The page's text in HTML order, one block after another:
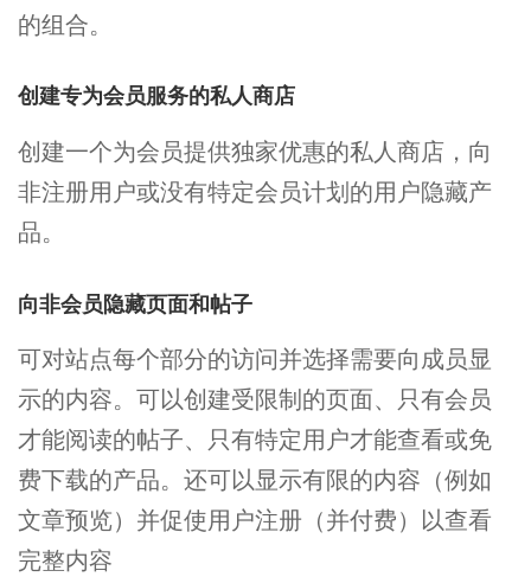
的组合。
创建专为会员服务的私人商店
创建一个为会员提供独家优惠的私人商店，向
非注册用户或没有特定会员计划的用户隐藏产
品。
向非会员隐藏页面和帖子
可对站点每个部分的访问并选择需要向成员显
示的内容。可以创建受限制的页面、只有会员
才能阅读的帖子、只有特定用户才能查看或免
费下载的产品。还可以显示有限的内容（例如
文章预览）并促使用户注册（并付费）以查看
完整内容